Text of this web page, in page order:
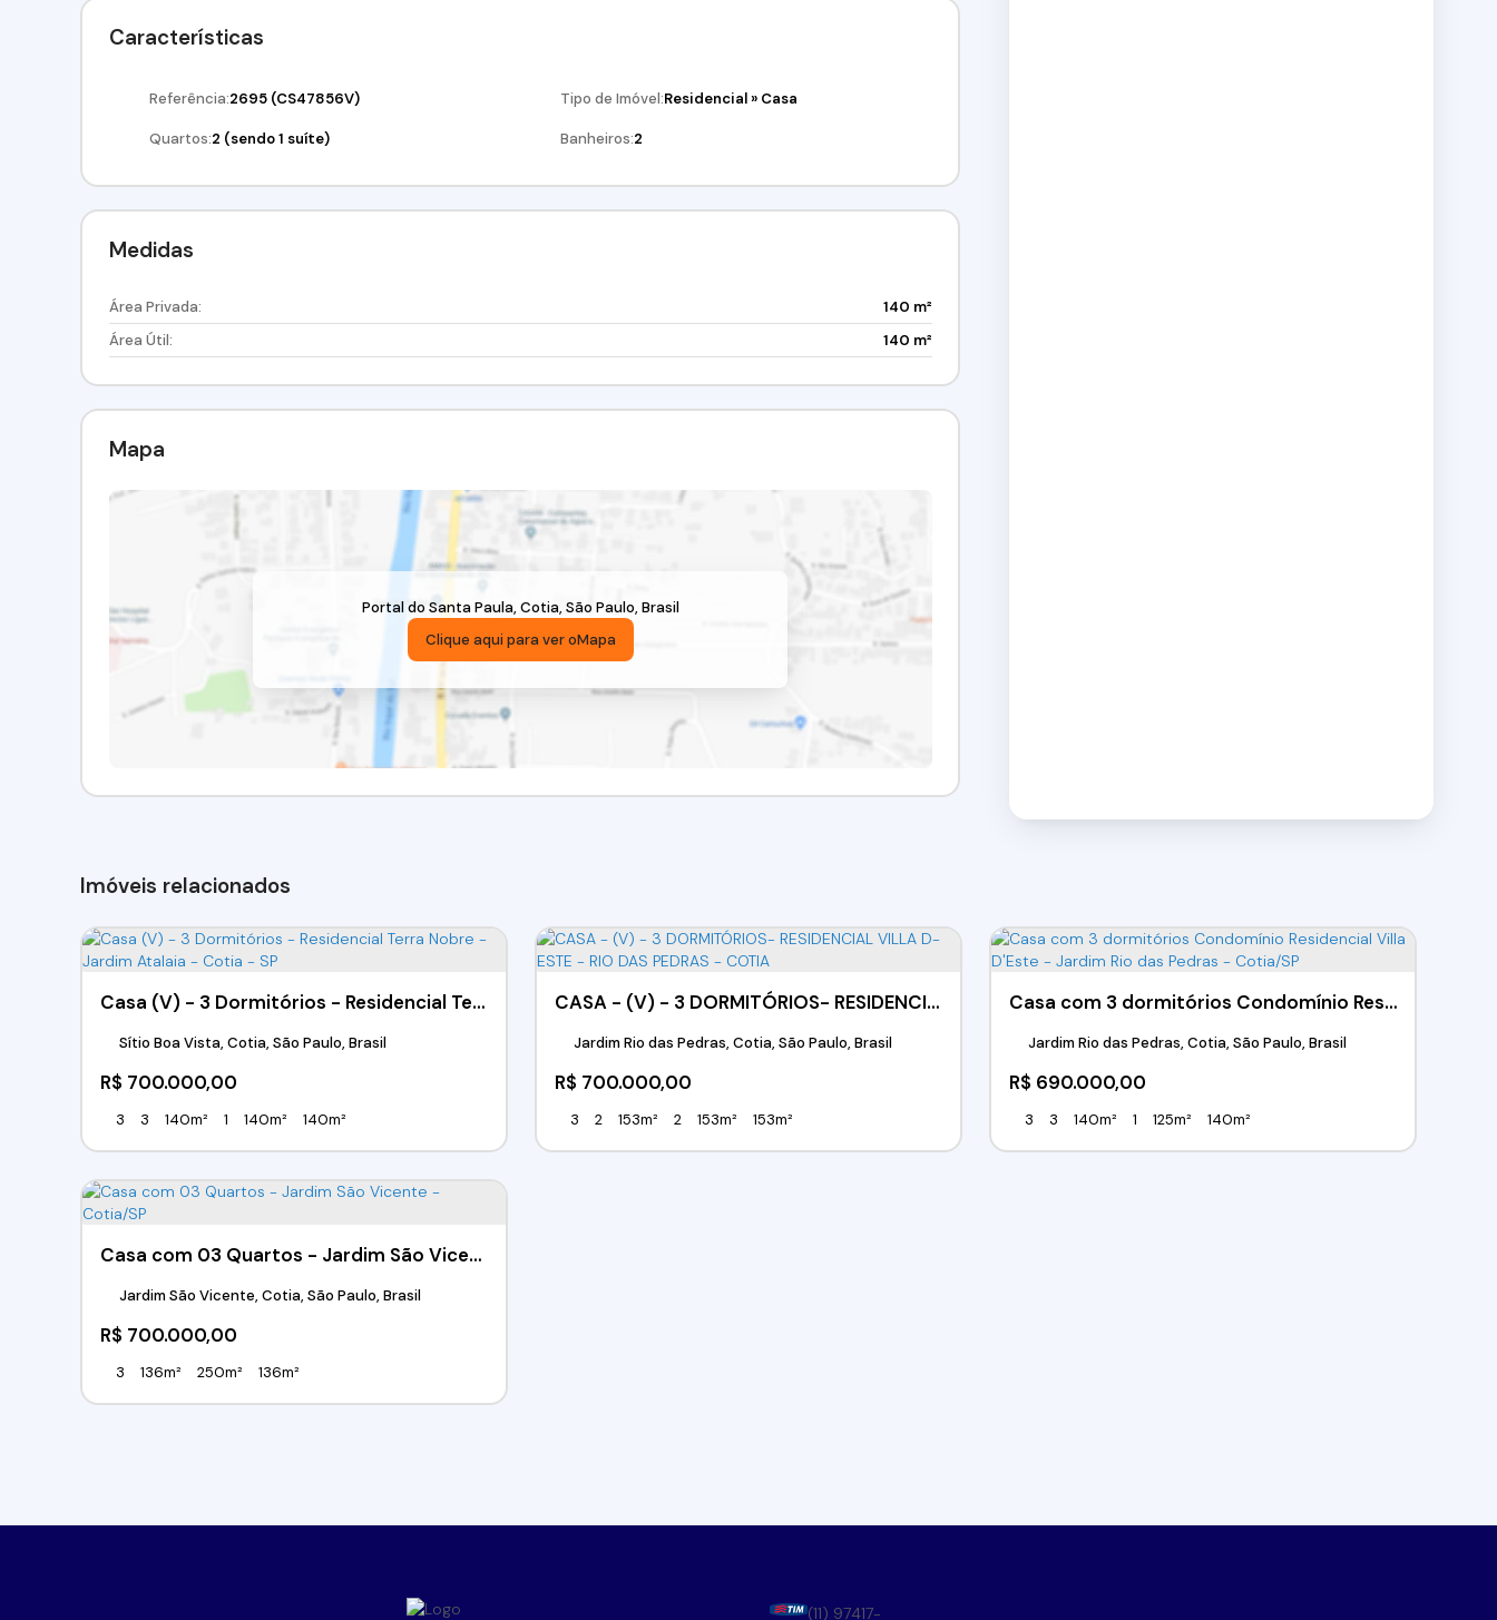
Características
Referência:2695 (CS47856V) Tipo de Imóvel:Residencial» Casa
Quartos:2 (sendo 1 suíte) Banheiros:2
Medidas
Área Privada:
140 m²
Área Útil:
140 m²
Mapa
Portal do Santa Paula, Cotia, São Paulo, Brasil
Clique aqui para ver oMapa
Imóveis relacionados
Casa (V) - 3 Dormitórios - Residencial Terra Nobre - Jardim Atalaia - Cotia - SP
R$ 700.000,00
Sítio Boa Vista, Cotia, São Paulo, Brasil
3 3 140m² 1 140m² 140m²
CASA - (V) - 3 DORMITÓRIOS- RESIDENCIAL VILLA D-ESTE - RIO DAS PEDRAS - COTIA
R$ 700.000,00
Jardim Rio das Pedras, Cotia, São Paulo, Brasil
3 2 153m² 2 153m² 153m²
Casa com 3 dormitórios Condomínio Residencial Villa D'Este - Jardim Rio das Pedras - Cotia/SP
R$ 690.000,00
Jardim Rio das Pedras, Cotia, São Paulo, Brasil
3 3 140m² 1 125m² 140m²
Casa com 03 Quartos - Jardim São Vicente - Cotia/SP
R$ 700.000,00
Jardim São Vicente, Cotia, São Paulo, Brasil
3 136m² 250m² 136m²
(11) 97417-